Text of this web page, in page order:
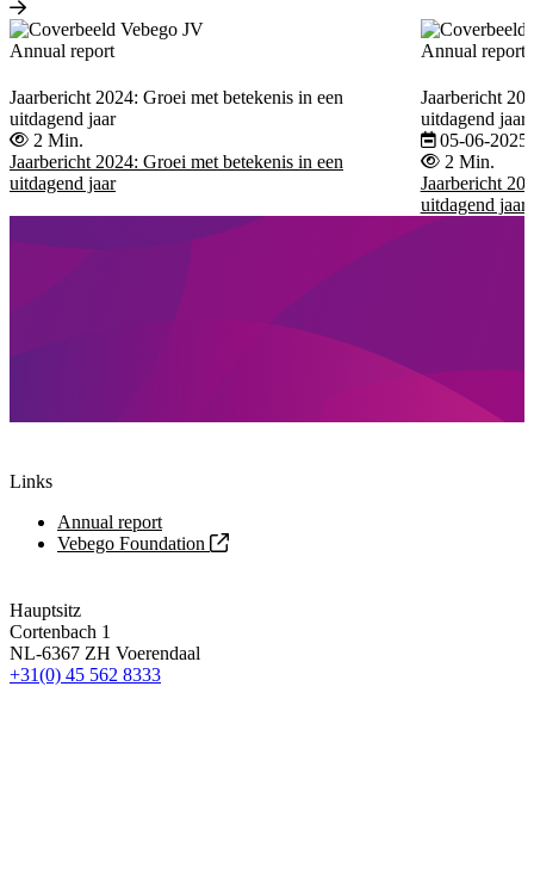
Annual report
Jaarbericht 2024: Groei met betekenis in een
uitdagend jaar
2 Min.
Jaarbericht 2024: Groei met betekenis in een
uitdagend jaar
Annual report
Jaarbericht
uitdagend jaar
05-06-2025
2 Min.
Jaarbericht
uitdagend jaar
Links
Annual report
Vebego Foundation
Hauptsitz
Cortenbach 1
NL-6367 ZH Voerendaal
+31(0) 45 562 8333